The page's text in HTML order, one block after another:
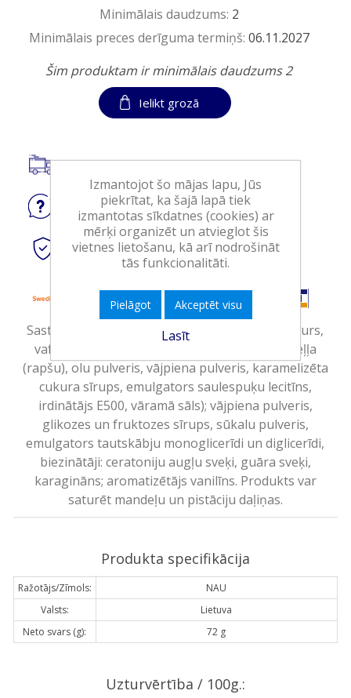
Minimālais daudzums: 2
Minimālais preces derīguma termiņš: 06.11.2027
Šim produktam ir minimālais daudzums 2
Ielikt grozā
Saņemšana tikai Veikalā
Jautājietpar produktu
Drošitiešsaistes maksājumi
Sastāvdaļas: saldais krējums 37%, vājpiens, cukurs,
vafele 8,3% (kviešu milti, ciete, cukurs, auglu eļļa
(rapšu), olu pulveris, vājpiena pulveris, karamelizēta
cukura sīrups, emulgators saulespuķu lecitīns,
irdinātājs E500, vāramā sāls); vājpiena pulveris,
glikozes un fruktozes sīrups, sūkalu pulveris,
emulgators tautskābju monoglicerīdi un diglicerīdi,
biezinātāji: ceratoniju augļu sveķi, guāra sveķi,
karagināns; aromatizētājs vanilīns. Produkts var
saturēt mandeļu un pistāciju daļiņas.
Produkta specifikācija
Ražotājs/Zīmols:
NAU
Valsts:
Lietuva
Neto svars (g):
72 g
Uzturvērtība / 100g.:
Izmantojot šo mājas lapu, Jūs
piekrītat, ka šajā lapā tiek
izmantotas sīkdatnes (cookies) ar
mērķi organizēt un atvieglot šis
vietnes lietošanu, kā arī nodrošināt
tās funkcionalitāti.
Pielāgot Akceptēt visu
Lasīt